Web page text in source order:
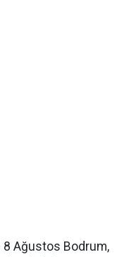
8 Ağustos Bodrum,